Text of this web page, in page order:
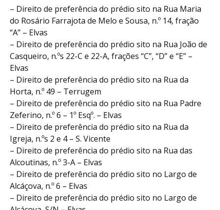
– Direito de preferência do prédio sito na Rua Maria
do Rosário Farrajota de Melo e Sousa, n.º 14, fração
“A” – Elvas
– Direito de preferência do prédio sito na Rua João de
Casqueiro, n.ºs 22-C e 22-A, frações “C”, “D” e “E” –
Elvas
– Direito de preferência do prédio sito na Rua da
Horta, n.º 49 – Terrugem
– Direito de preferência do prédio sito na Rua Padre
Zeferino, n.º 6 – 1º Esqº. – Elvas
– Direito de preferência do prédio sito na Rua da
Igreja, n.ºs 2 e 4 – S. Vicente
– Direito de preferência do prédio sito na Rua das
Alcoutinas, n.º 3-A – Elvas
– Direito de preferência do prédio sito no Largo de
Alcáçova, n.º 6 – Elvas
– Direito de preferência do prédio sito no Largo de